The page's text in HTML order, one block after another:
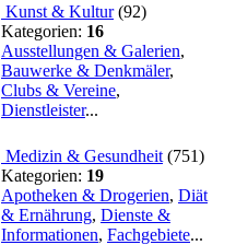
Kunst & Kultur(92)
Kategorien: 16
Ausstellungen & Galerien,
Bauwerke & Denkmäler,
Clubs & Vereine,
Dienstleister...
Medizin & Gesundheit (751)
Kategorien: 19
Apotheken & Drogerien, Diät
& Ernährung, Dienste &
Informationen, Fachgebiete...